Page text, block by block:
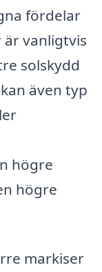
fördelar
är vanligtvis
solskydd
även typ
högre
högre
markiser